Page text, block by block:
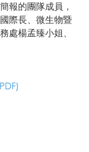
報的團隊成員，
際長、微生物暨
處楊孟臻小姐、